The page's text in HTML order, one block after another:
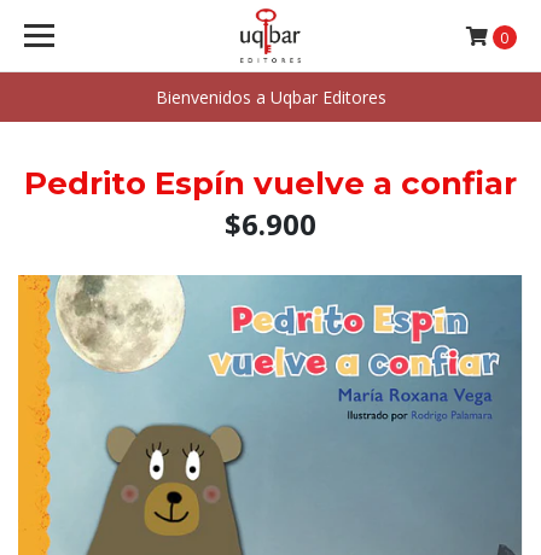
Bienvenidos a Uqbar Editores
0
Pedrito Espín vuelve a confiar
$6.900